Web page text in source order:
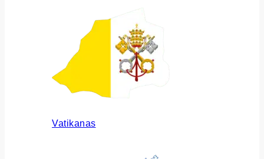
Vatikanas